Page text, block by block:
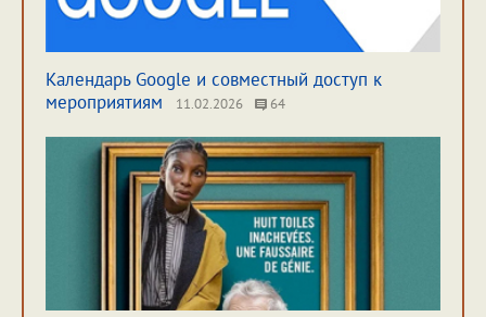
Календарь Google и совместный доступ к
мероприятиям
11.02.2026 64